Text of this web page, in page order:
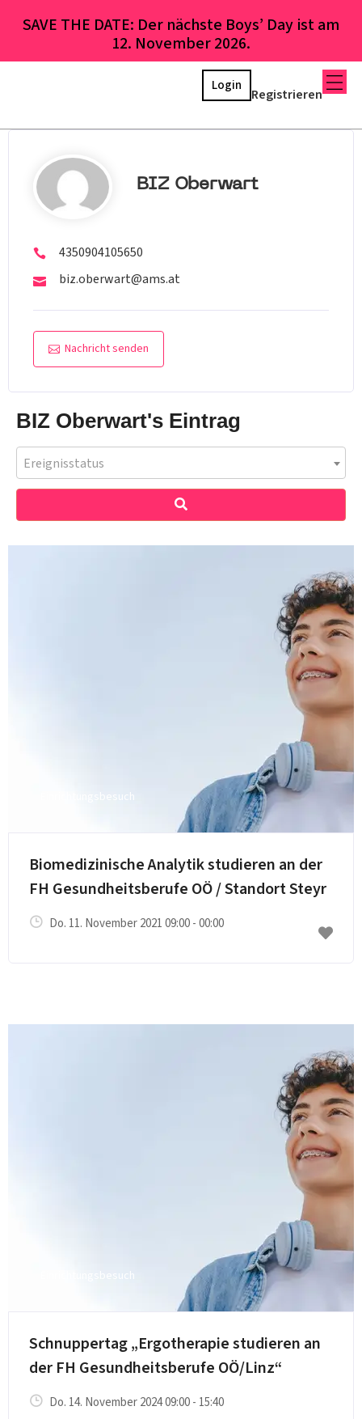
SAVE THE DATE: Der nächste Boys’ Day ist am
12. November 2026.
Registrieren
Login
BIZ Oberwart
4350904105650
biz.oberwart@ams.at
Nachricht senden
BIZ Oberwart's Eintrag
Ereignisstatus
Einrichtungsbesuch
Biomedizinische Analytik studieren an der
FH Gesundheitsberufe OÖ / Standort Steyr
Do. 11. November 2021 09:00 - 00:00
Einrichtungsbesuch
Schnuppertag „Ergotherapie studieren an
der FH Gesundheitsberufe OÖ/Linz“
Do. 14. November 2024 09:00 - 15:40